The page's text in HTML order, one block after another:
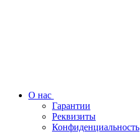
О нас
Гарантии
Реквизиты
Конфиденциальность